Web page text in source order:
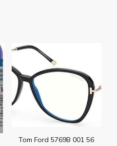
Tom Ford 5769B 001 56